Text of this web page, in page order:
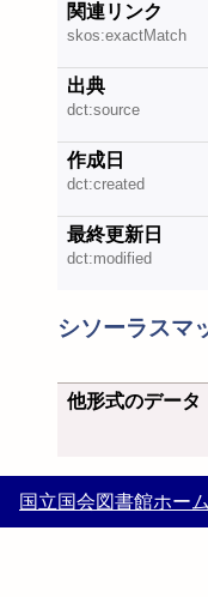
関連リンク
skos:exactMatch
出典
dct:source
作成日
dct:created
最終更新日
dct:modified
シソーラスマ
他形式のデータ
国立国会図書館ホーム